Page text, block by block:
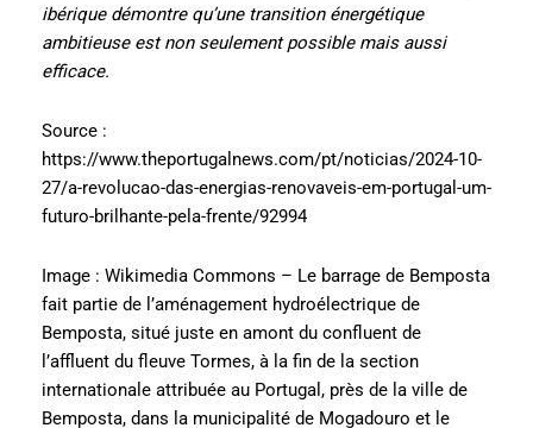
ibérique démontre qu’une transition énergétique
ambitieuse est non seulement possible mais aussi
efficace.
Source :
https://www.theportugalnews.com/pt/noticias/2024-10-
27/a-revolucao-das-energias-renovaveis-em-portugal-um-
futuro-brilhante-pela-frente/92994
Image : Wikimedia Commons – Le barrage de Bemposta
fait partie de l’aménagement hydroélectrique de
Bemposta, situé juste en amont du confluent de
l’affluent du fleuve Tormes, à la fin de la section
internationale attribuée au Portugal, près de la ville de
Bemposta, dans la municipalité de Mogadouro et le